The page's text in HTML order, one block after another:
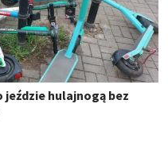
hulajnogą bez